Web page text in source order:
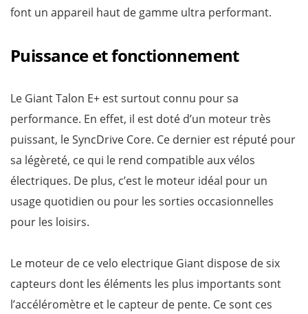
font un appareil haut de gamme ultra performant.
Puissance et fonctionnement
Le Giant Talon E+ est surtout connu pour sa
performance. En effet, il est doté d’un moteur très
puissant, le SyncDrive Core. Ce dernier est réputé pour
sa légèreté, ce qui le rend compatible aux vélos
électriques. De plus, c’est le moteur idéal pour un
usage quotidien ou pour les sorties occasionnelles
pour les loisirs.
Le moteur de ce velo electrique Giant dispose de six
capteurs dont les éléments les plus importants sont
l’accéléromètre et le capteur de pente. Ce sont ces